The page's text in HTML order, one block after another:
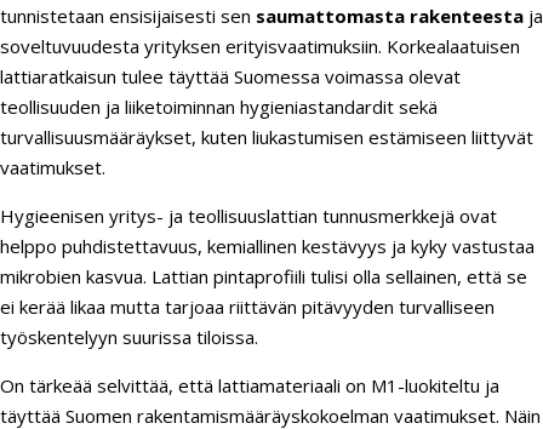
tunnistetaan ensisijaisesti sen saumattomasta rakenteesta ja
soveltuvuudesta yrityksen erityisvaatimuksiin. Korkealaatuisen
lattiaratkaisun tulee täyttää Suomessa voimassa olevat
teollisuuden ja liiketoiminnan hygieniastandardit sekä
turvallisuusmääräykset, kuten liukastumisen estämiseen liittyvät
vaatimukset.
Hygieenisen yritys- ja teollisuuslattian tunnusmerkkejä ovat
helppo puhdistettavuus, kemiallinen kestävyys ja kyky vastustaa
mikrobien kasvua. Lattian pintaprofiili tulisi olla sellainen, että se
ei kerää likaa mutta tarjoaa riittävän pitävyyden turvalliseen
työskentelyyn suurissa tiloissa.
On tärkeää selvittää, että lattiamateriaali on M1-luokiteltu ja
täyttää Suomen rakentamismääräyskokoelman vaatimukset. Näin